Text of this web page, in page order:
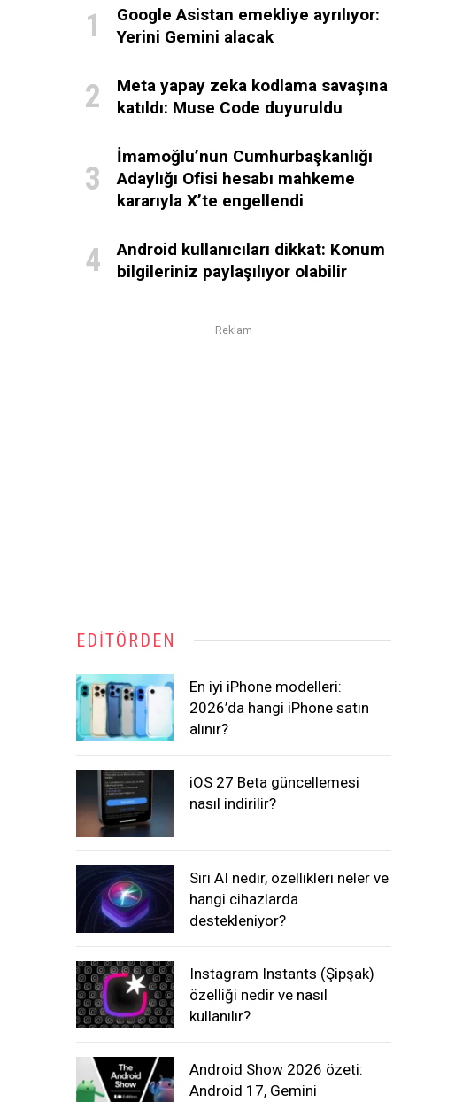
Google Asistan emekliye ayrılıyor:
Yerini Gemini alacak
Meta yapay zeka kodlama savaşına
katıldı: Muse Code duyuruldu
İmamoğlu’nun Cumhurbaşkanlığı
Adaylığı Ofisi hesabı mahkeme
kararıyla X’te engellendi
Android kullanıcıları dikkat: Konum
bilgileriniz paylaşılıyor olabilir
Reklam
EDITÖRDEN
En iyi iPhone modelleri:
2026’da hangi iPhone satın
alınır?
iOS 27 Beta güncellemesi
nasıl indirilir?
Siri AI nedir, özellikleri neler ve
hangi cihazlarda
destekleniyor?
Instagram Instants (Şipşak)
özelliği nedir ve nasıl
kullanılır?
Android Show 2026 özeti:
Android 17, Gemini